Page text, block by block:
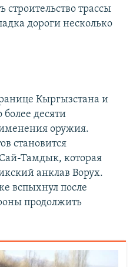
строительство трассы
дороги несколько
Кыргызстана и
десяти
оружия.
становится
Тамдык, которая
анклав Ворух.
вспыхнул после
продолжить